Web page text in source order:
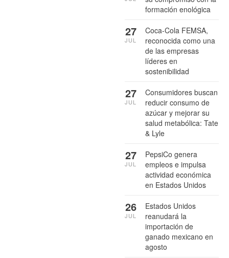
formación enológica
Coca-Cola FEMSA,
reconocida como una
de las empresas
líderes en
sostenibilidad
27
JUL
Consumidores buscan
reducir consumo de
azúcar y mejorar su
salud metabólica: Tate
& Lyle
27
JUL
PepsiCo genera
empleos e impulsa
actividad económica
en Estados Unidos
27
JUL
Estados Unidos
reanudará la
importación de
ganado mexicano en
agosto
26
JUL